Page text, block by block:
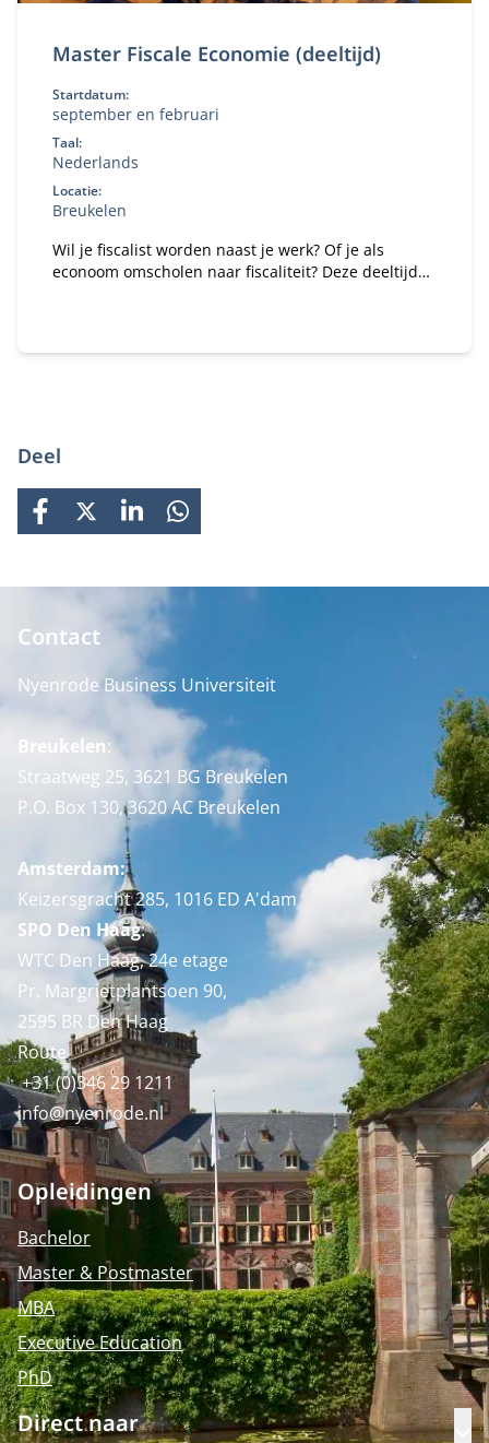
Master Fiscale Economie (deeltijd)
Startdatum:
september en februari
Taal:
Nederlands
Locatie:
Breukelen
Wil je fiscalist worden naast je werk? Of je als
econoom omscholen naar fiscaliteit? Deze deeltijd
Deel
FACEBOOK
X LINKEDINWHATSAPP
Contact
Nyenrode Business Universiteit
Breukelen:
Straatweg 25, 3621 BG Breukelen
P.O. Box 130, 3620 AC Breukelen
Amsterdam:
Keizersgracht 285, 1016 ED A'dam
SPO Den Haag:
WTC Den Haag, 24e etage
Pr. Margrietplantsoen 90,
2595 BR Den Haag
Route
+31 (0)346 29 1211
info@nyenrode.nl
Opleidingen
Bachelor
Master & Postmaster
MBA
Executive Education
PhD
Direct naar